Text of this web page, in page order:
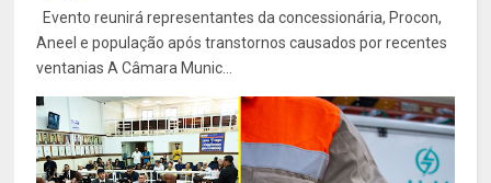
Evento reunirá representantes da concessionária, Procon,
Aneel e população após transtornos causados por recentes
ventanias A Câmara Munic...